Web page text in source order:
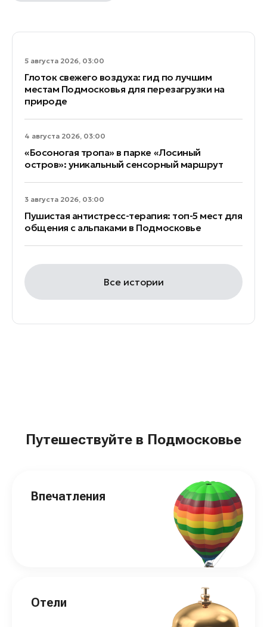
5 августа 2026, 03:00
Глоток свежего воздуха: гид по лучшим
местам Подмосковья для перезагрузки на
природе
4 августа 2026, 03:00
«Босоногая тропа» в парке «Лосиный
остров»: уникальный сенсорный маршрут
3 августа 2026, 03:00
Пушистая антистресс-терапия: топ-5 мест для
общения с альпаками в Подмосковье
Все истории
Путешествуйте в Подмосковье
Впечатления
Отели